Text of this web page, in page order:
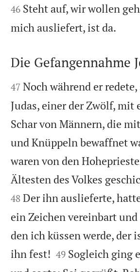
46 Steht auf, wir wollen
mich ausliefert, ist da.

Die Gefangennahme

47 Noch während er
Judas, einer der Zwölf, mit
Schar von Männern, die
und Knüppeln bewaffnet
waren von den
Ältesten des Volkes
48 Der ihn auslieferte,
ein Zeichen vereinbart und
den ich küssen werde, der
ihn fest! 

49 Sogleich ging